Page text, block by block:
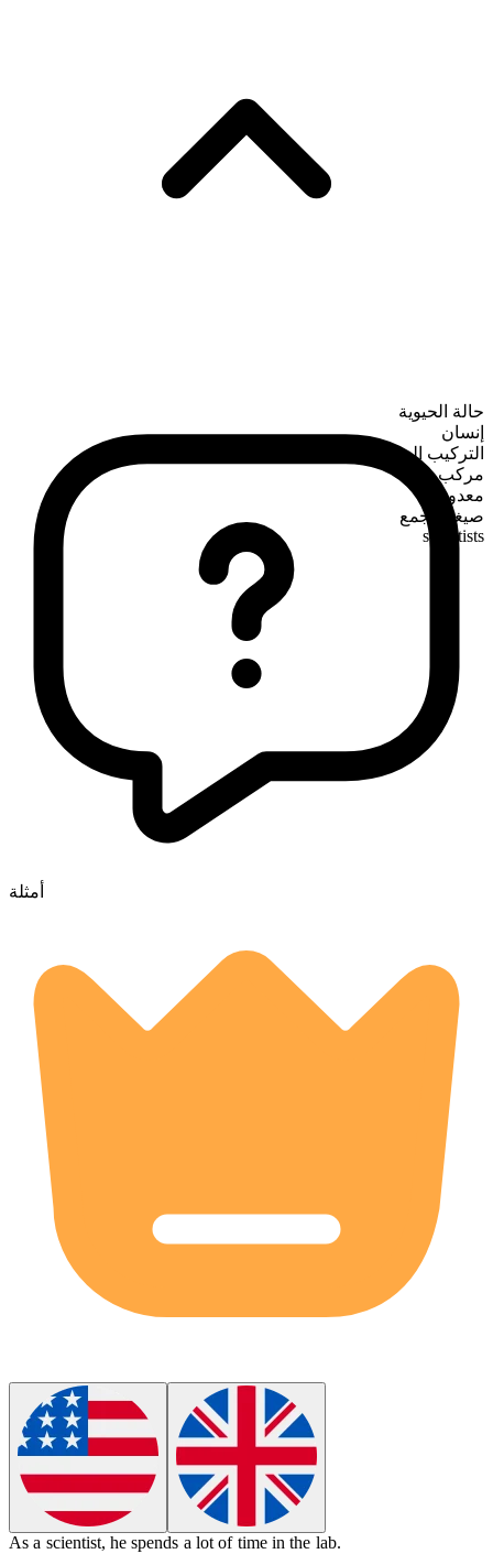
حالة الحيوية
إنسان
التركيب الصرفي
مركب
معدود
صيغة الجمع
scientists
أمثلة
As a scientist, he spends a lot of time in the lab.